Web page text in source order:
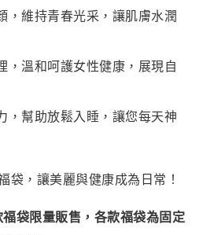
淨魚油
維持青春光采，讓肌膚水潤
溫和呵護女性健康，展現自
幫助放鬆入睡，讓您每天神
袋，讓美麗與健康成為日常！
袋限量販售，各款福袋為固定